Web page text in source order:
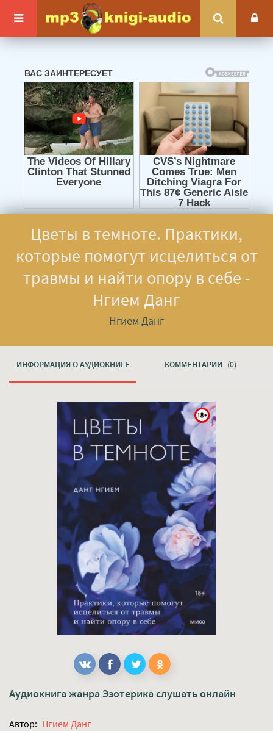
Цветы в темноте. Практики,
которые помогут исцелиться от
травмы и найти опору в себе -
Нгием Данг
Нгием Данг
ИНФОРМАЦИЯ О АУДИОКНИГЕ КОММЕНТАРИИ (0)
Аудиокнига жанра Эзотерика слушать онлайн
Автор: Нгием Данг